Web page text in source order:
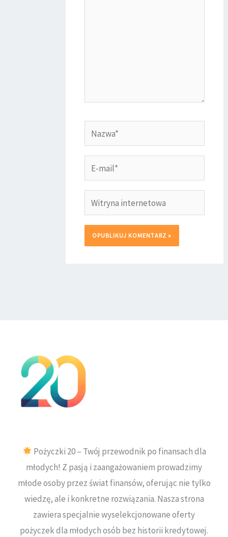
Nazwa*
mail*
Witryna
internetowa
Pożyczki 20 – Twój przewodnik po finansach dla
młodych! Z pasją i zaangażowaniem prowadzimy
młode osoby przez świat finansów, oferując nie tylko
wiedzę, ale i konkretne rozwiązania. Nasza strona
zawiera specjalnie wyselekcjonowane oferty
pożyczek dla młodych osób bez historii kredytowej.